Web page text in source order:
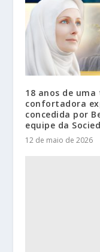
18 anos de
confortadora
concedida por
equipe da
12 de maio de 2026